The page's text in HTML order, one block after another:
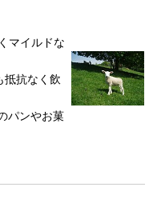
マイルドな
抗なく飲
パンやお菓